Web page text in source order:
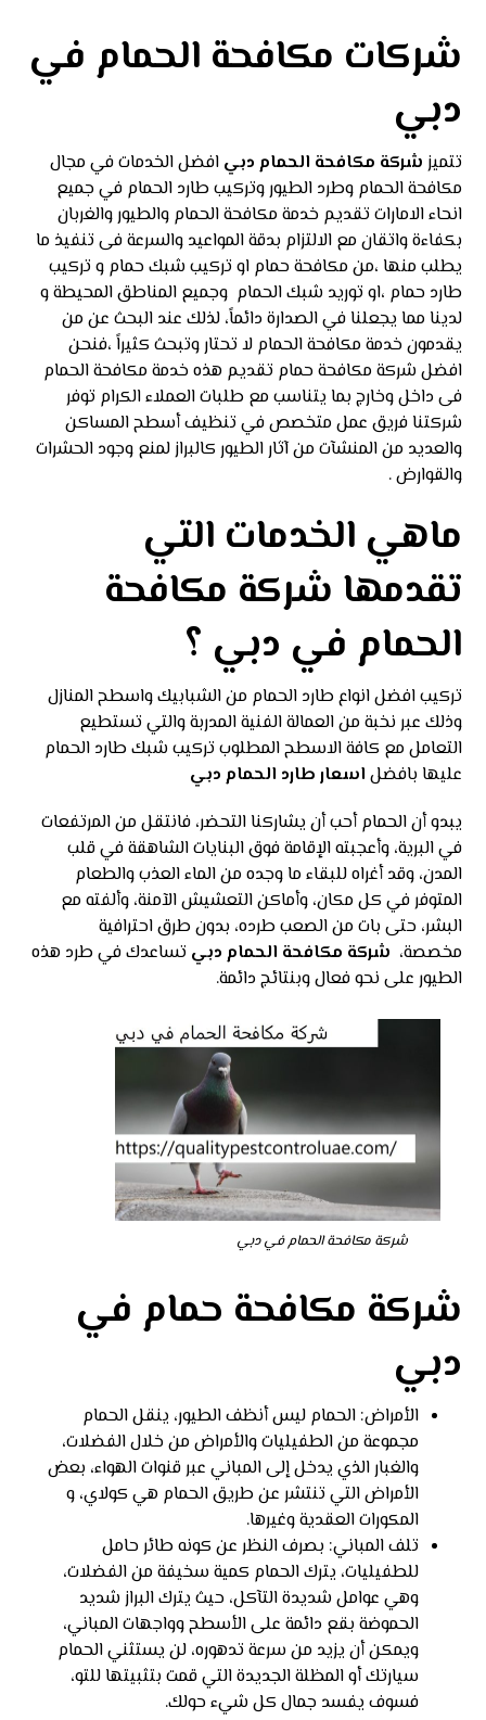
شركات مكافحة الحمام في
دبي
تتميز شركة مكافحة الحمام دبيافضل الخدمات في مجال
مكافحة الحمام وطرد الطيور وتركيب طارد الحمام في جميع
انحاء الامارات تقديم خدمة مكافحة الحمام والطيور والغربان
بكفاءة واتقان مع الالتزام بدقة المواعيد والسرعة فى تنفيذ ما
يطلب منها ،من مكافحة حمام او تركيب شبك حمام و تركيب
طارد حمام ،او توريد شبك الحمام وجميع المناطق المحيطة و
لدينا مما يجعلنا في الصدارة دائماً، لذلك عند البحث عن من
يقدمون خدمة مكافحة الحمام لا تحتار وتبحث كثيراً ،فنحن
افضل شركة مكافحة حمام تقديم هذه خدمة مكافحة الحمام
فى داخل وخارج بما يتناسب مع طلبات العملاء الكرام توفر
شركتنا فريق عمل متخصص في تنظيف أسطح المساكن
والعديد من المنشآت من آثار الطيور كالبراز لمنع وجود الحشرات
والقوارض .
ماهي الخدمات التي
تقدمها شركة مكافحة
الحمام في دبي ؟
تركيب افضل انواع طارد الحمام من الشبابيك واسطح المنازل
وذلك عبر نخبة من العمالة الفنية المدربة والتي تستطيع
التعامل مع كافة الاسطح المطلوب تركيب شبك طارد الحمام
عليها بافضل اسعار طارد الحمام دبي
يبدو أن الحمام أحب أن يشاركنا التحضر، فانتقل من المرتفعات
في البرية، وأعجبته الإقامة فوق البنايات الشاهقة في قلب
المدن، وقد أغراه للبقاء ما وجده من الماء العذب والطعام
المتوفر في كل مكان، وأماكن التعشيش الآمنة، وألفته مع
البشر، حتى بات من الصعب طرده، بدون طرق احترافية
مخصصة، شركة مكافحة الحمام دبي تساعدك في طرد هذه
الطيور على نحو فعال وبنتائج دائمة.
شركة مكافحة الحمام في دبي
شركة مكافحة حمام في
دبي
الأمراض: الحمام ليس أنظف الطيور، ينقل الحمام
مجموعة من الطفيليات والأمراض من خلال الفضلات،
والغبار الذي يدخل إلى المباني عبر قنوات الهواء، بعض
الأمراض التي تنتشر عن طريق الحمام هي كولاي، و
المكورات العقدية وغيرها.
تلف المباني: بصرف النظر عن كونه طائر حامل
للطفيليات، يترك الحمام كمية سخيفة من الفضلات،
وهي عوامل شديدة التآكل، حيث يترك البراز شديد
الحموضة بقع دائمة على الأسطح وواجهات المباني،
ويمكن أن يزيد من سرعة تدهوره، لن يستثني الحمام
سيارتك أو المظلة الجديدة التي قمت بتثبيتها للتو،
فسوف يفسد جمال كل شيء حولك.